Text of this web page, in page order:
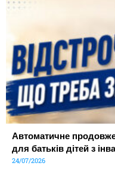
Автоматичне
для батьків дітей з
24/07/2026